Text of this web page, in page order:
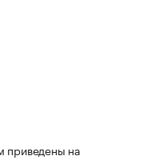
приведены на